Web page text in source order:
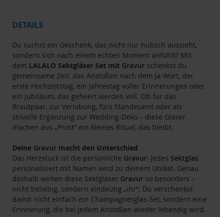
DETAILS
Du suchst ein Geschenk, das nicht nur hübsch aussieht,
sondern sich nach einem echten Moment anfühlt? Mit
dem LALALO Sektgläser Set mit Gravur schenkst du
gemeinsame Zeit: das Anstoßen nach dem Ja-Wort, der
erste Hochzeitstag, ein Jahrestag voller Erinnerungen oder
ein Jubiläum, das gefeiert werden will. Ob für das
Brautpaar, zur Verlobung, fürs Standesamt oder als
stilvolle Ergänzung zur Wedding-Deko – diese Gläser
machen aus „Prost“ ein kleines Ritual, das bleibt.
Deine Gravur macht den Unterschied
Das Herzstück ist die persönliche Gravur: Jedes Sektglas
personalisiert mit Namen wird zu deinem Unikat. Genau
deshalb wirken diese Sektgläser Gravur so besonders –
nicht beliebig, sondern eindeutig „ihr“. Du verschenkst
damit nicht einfach ein Champagnerglas-Set, sondern eine
Erinnerung, die bei jedem Anstoßen wieder lebendig wird.